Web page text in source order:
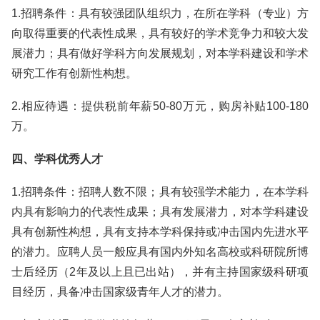
1.招聘条件：具有较强团队组织力，在所在学科（专业）方
向取得重要的代表性成果，具有较好的学术竞争力和较大发
展潜力；具有做好学科方向发展规划，对本学科建设和学术
研究工作有创新性构想。
2.相应待遇：提供税前年薪50-80万元，购房补贴100-180
万。
四、学科优秀人才
1.招聘条件：招聘人数不限；具有较强学术能力，在本学科
内具有影响力的代表性成果；具有发展潜力，对本学科建设
具有创新性构想，具有支持本学科保持或冲击国内先进水平
的潜力。应聘人员一般应具有国内外知名高校或科研院所博
士后经历（2年及以上且已出站），并有主持国家级科研项
目经历，具备冲击国家级青年人才的潜力。